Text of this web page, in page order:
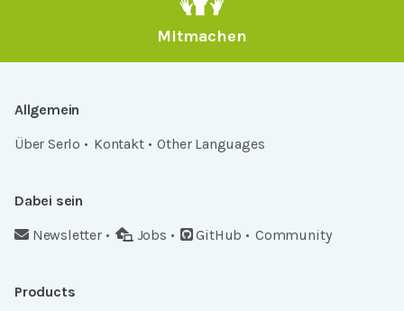
Mitmachen
Allgemein
Über Serlo
Kontakt Other Languages
Dabei sein
Newsletter
Jobs GitHub Community
Products